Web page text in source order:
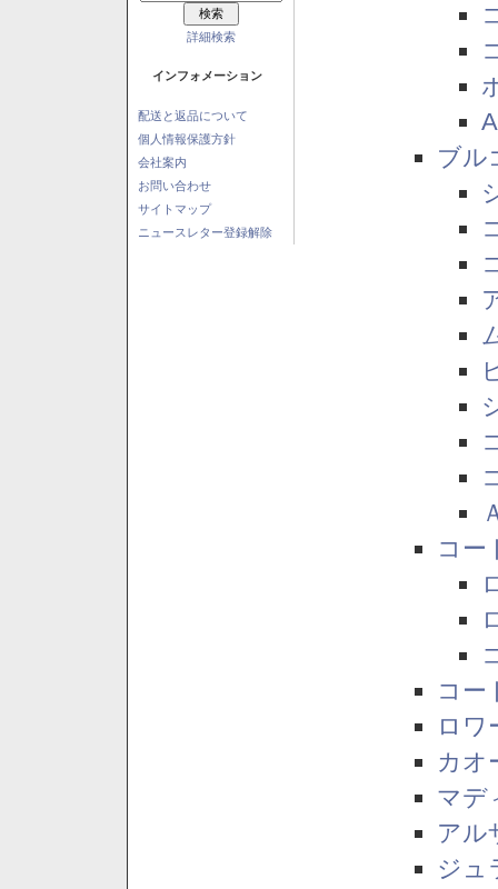
詳細検索
インフォメーション
配送と返品について
個人情報保護方針
会社案内
お問い合わせ
サイトマップ
ニュースレター登録解除
ブル
コー
コー
ロワ
カオ
マデ
アル
ジュ